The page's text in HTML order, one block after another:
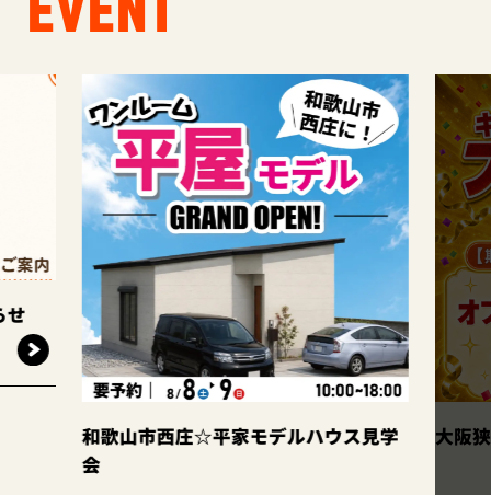
せ
和歌山市西庄☆平家モデルハウス見学
会
大阪